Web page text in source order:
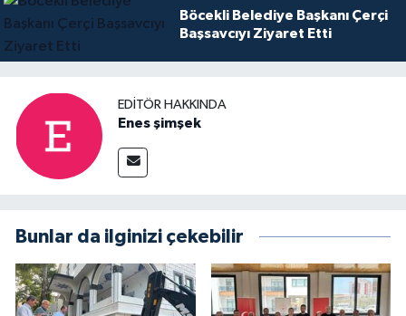
Böcekli Belediye Başkanı Çerçi
Başsavcıyı Ziyaret Etti
EDITÖR HAKKINDA
Enes şimşek
Bunlar da ilginizi çekebilir